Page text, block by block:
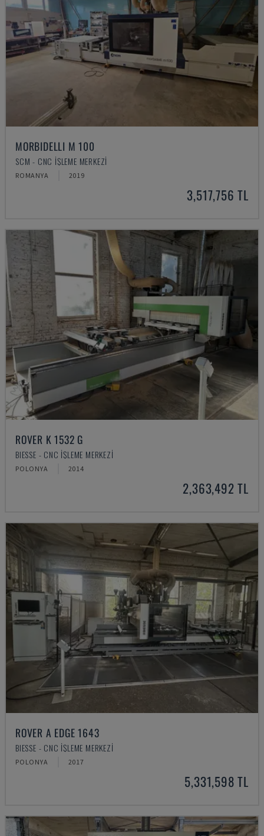
MORBIDELLI M 100
SCM - CNC İŞLEME MERKEZI
ROMANYA 2019
3,517,756 TL
ROVER K 1532 G
BIESSE - CNC İŞLEME MERKEZI
POLONYA 2014
2,363,492 TL
ROVER A EDGE 1643
BIESSE - CNC İŞLEME MERKEZI
POLONYA 2017
5,331,598 TL